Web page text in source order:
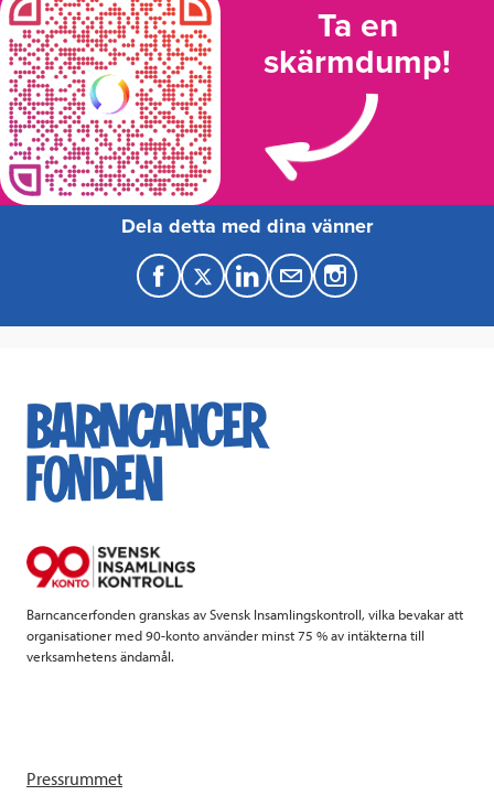
Ta en
skärmdump!
Dela detta med dina vänner
F
a
e
b
k
T
w
t
t
L
i
k
e
M
a
Barncancerfonden granskas av Svensk Insamlingskontroll, vilka bevakar att
organisationer med 90-konto använder minst 75 % av intäkterna till
verksamhetens ändamål.
Pressrummet